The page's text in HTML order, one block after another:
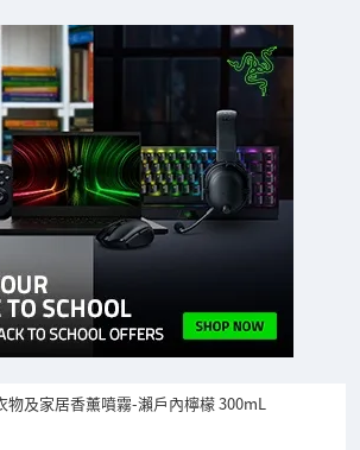
物及家居香薰噴霧-瀨戶內檸檬 300mL